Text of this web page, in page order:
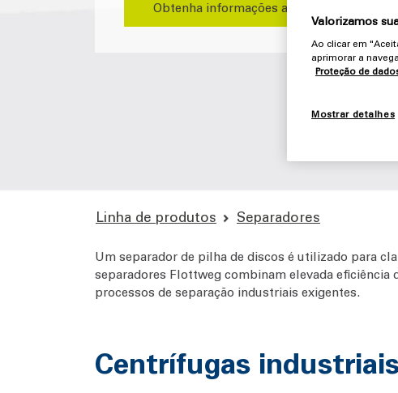
Obtenha informações agora
Linha de produtos Separadores
Um separador de pilha de discos é utilizado para
separadores Flottweg combinam elevada
processos de separação industriais exigentes.
Centrífugas
Valorizamos
Ao clicar em
aprimorar a
Proteção de
Mostrar detalhes